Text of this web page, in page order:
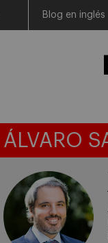
Blog en inglés
ÁLVARO